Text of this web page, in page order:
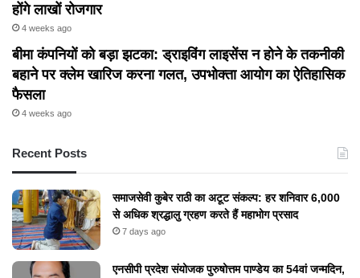
होंगे लाखों रोजगार
4 weeks ago
बीमा कंपनियों को बड़ा झटका: ड्राइविंग लाइसेंस न होने के तकनीकी
बहाने पर क्लेम खारिज करना गलत, उपभोक्ता आयोग का ऐतिहासिक
फैसला
4 weeks ago
Recent Posts
समाजसेवी कुबेर राठी का अटूट संकल्प: हर शनिवार 6,000
से अधिक श्रद्धालु ग्रहण करते हैं महाभोग प्रसाद
7 days ago
एनसीपी प्रदेश संयोजक पुरुषोत्तम पाण्डेय का 54वां जन्मदिन,